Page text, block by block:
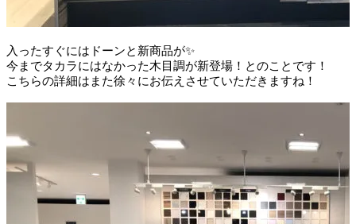
入ったすぐにはドーンと新商品が✨
今までタカラにはなかった木目調が新登場！とのことです！
こちらの詳細はまた徐々にお伝えさせていただきますね！